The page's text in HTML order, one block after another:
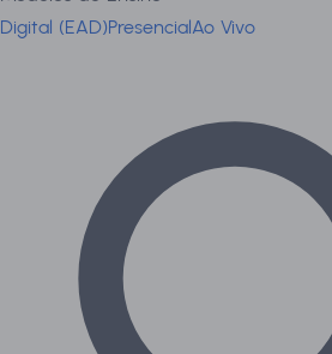
Digital (EAD)PresencialAo Vivo